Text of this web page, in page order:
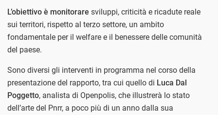
L’obiettivo è monitorare sviluppi, criticità e ricadute reale
sui territori, rispetto al terzo settore, un ambito
fondamentale per il welfare e il benessere delle comunità
del paese.
Sono diversi gli interventi in programma nel corso della
presentazione del rapporto, tra cui quello di Luca Dal
Poggetto, analista di Openpolis, che illustrerà lo stato
dell’arte del Pnrr, a poco più di un anno dalla sua